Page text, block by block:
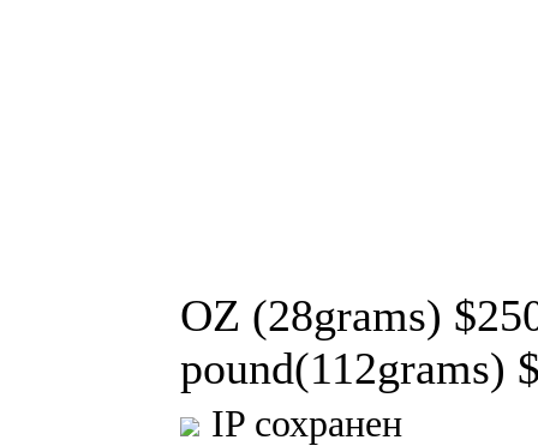
OZ (28grams)
pound(112grams)
IP сохранен